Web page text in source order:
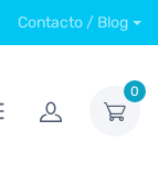
Contacto / Blog
0